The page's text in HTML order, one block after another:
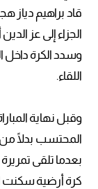
قاد براهيم دياز
الجزاء إلى عز
وسدد الكرة
اللقاء.
وقبل نهاية
المحتسب بدلًا من
بعدما تلقى
كرة أرضية سكنت